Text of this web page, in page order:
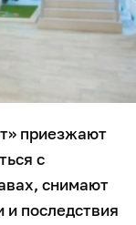
приезжают
с
снимают
и последствия